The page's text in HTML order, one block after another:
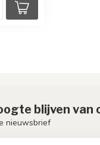
blijven van
nieuwsbrief